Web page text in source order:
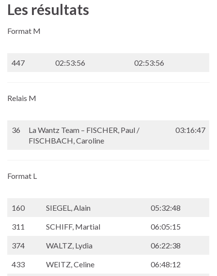
Les résultats
Format M
447 02:53:56 02:53:56
Relais M
36
La Wantz Team – FISCHER, Paul /
FISCHBACH, Caroline
03:16:47
Format L
160 SIEGEL, Alain 05:32:48
311 SCHIFF, Martial 06:05:15
374 WALTZ, Lydia 06:22:38
433 WEITZ, Celine 06:48:12